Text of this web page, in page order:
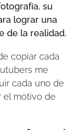
su
lograr una
de la realidad.
copiar cada
me
cada uno de
el motivo de